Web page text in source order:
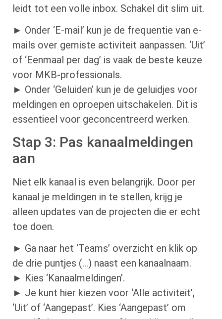
leidt tot een volle inbox. Schakel dit slim uit.
► Onder ‘E-mail’ kun je de frequentie van e-
mails over gemiste activiteit aanpassen. ‘Uit’
of ‘Eenmaal per dag’ is vaak de beste keuze
voor MKB-professionals.
► Onder ‘Geluiden’ kun je de geluidjes voor
meldingen en oproepen uitschakelen. Dit is
essentieel voor geconcentreerd werken.
Stap 3: Pas kanaalmeldingen
aan
Niet elk kanaal is even belangrijk. Door per
kanaal je meldingen in te stellen, krijg je
alleen updates van de projecten die er echt
toe doen.
► Ga naar het ‘Teams’ overzicht en klik op
de drie puntjes (…) naast een kanaalnaam.
► Kies ‘Kanaalmeldingen’.
► Je kunt hier kiezen voor ‘Alle activiteit’,
‘Uit’ of ‘Aangepast’. Kies ‘Aangepast’ om